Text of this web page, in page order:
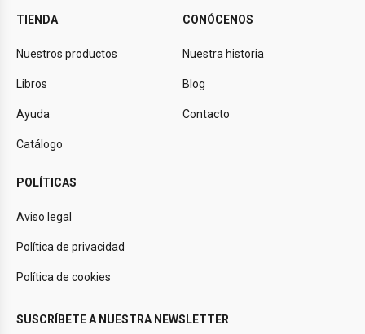
TIENDA
Nuestros productos
Libros
Ayuda
Catálogo
CONÓCENOS
Nuestra historia
Blog
Contacto
POLÍTICAS
Aviso legal
Política de privacidad
Política de cookies
SUSCRÍBETE A NUESTRA NEWSLETTER